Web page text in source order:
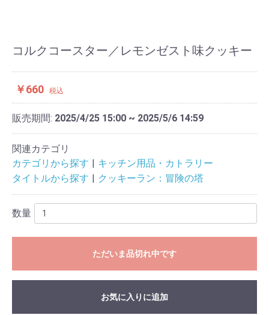
コルクコースター／レモンゼスト味クッキー
￥660 税込
販売期間: 2025/4/25 15:00 ~ 2025/5/6 14:59
関連カテゴリ
カテゴリから探す
キッチン用品・カトラリー
タイトルから探す
クッキーラン：冒険の塔
数量
ただいま品切れ中です
お気に入りに追加